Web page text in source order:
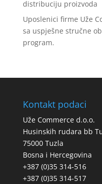
distribuciju proizvoda
Uposlenici firme Uže
sa uspješne stručne
program.
Kontakt podaci
Uže Commerce d.o.o.
Husinskih rudara bb
75000 Tuzla
Bosna i Hercegovina
+387 (0)35 314-516
+387 (0)35 314-517